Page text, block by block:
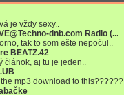
je vždy sexy..
dnb.com Radio (...
tak to som ešte nepočul..
BEATZ.42
článok, aj tu je jeden..
mp3 download to this??????